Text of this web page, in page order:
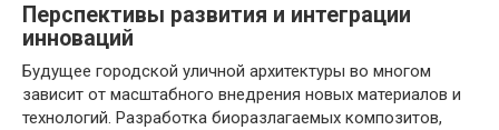
Перспективы развития и интеграции
инноваций
Будущее городской уличной архитектуры во многом
зависит от масштабного внедрения новых материалов и
технологий. Разработка биоразлагаемых композитов,